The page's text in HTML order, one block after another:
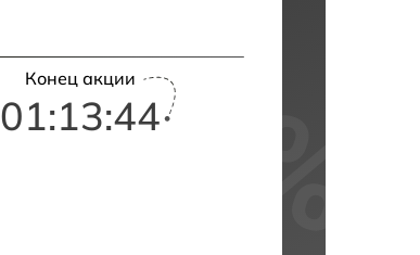
Конец акции
01:13:43